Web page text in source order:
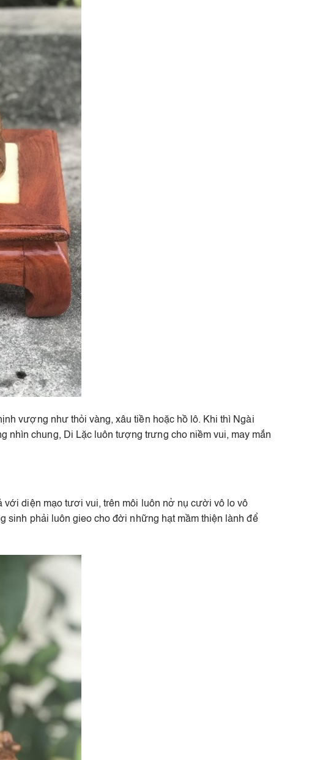
vượng như thỏi vàng, xâu tiền hoặc hồ lô. Khi thì Ngài
chung, Di Lặc luôn tượng trưng cho niềm vui, may mắn
với diện mạo tươi vui, trên môi luôn nở nụ cười vô lo vô
phải luôn gieo cho đời những hạt mầm thiện lành để